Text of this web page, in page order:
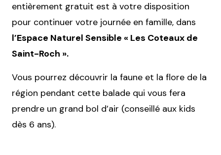
entièrement gratuit est à votre disposition
pour continuer votre journée en famille, dans
l’Espace Naturel Sensible « Les Coteaux de
Saint-Roch ».
Vous pourrez découvrir la faune et la flore de la
région pendant cette balade qui vous fera
prendre un grand bol d’air (conseillé aux kids
dès 6 ans).